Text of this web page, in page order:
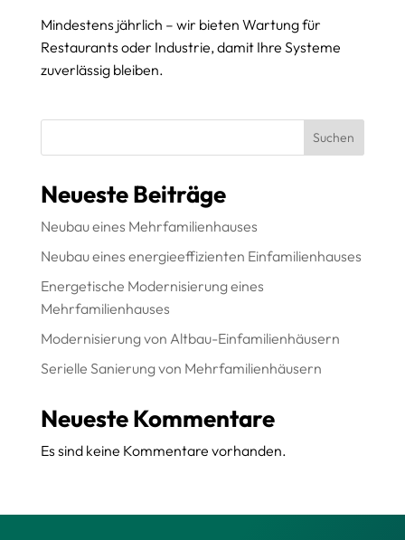
Mindestens jährlich – wir bieten Wartung für
Restaurants oder Industrie, damit Ihre Systeme
zuverlässig bleiben.
Suchen
Neueste Beiträge
Neubau eines Mehrfamilienhauses
Neubau eines energieeffizienten Einfamilienhauses
Energetische Modernisierung eines
Mehrfamilienhauses
Modernisierung von Altbau-Einfamilienhäusern
Serielle Sanierung von Mehrfamilienhäusern
Neueste Kommentare
Es sind keine Kommentare vorhanden.